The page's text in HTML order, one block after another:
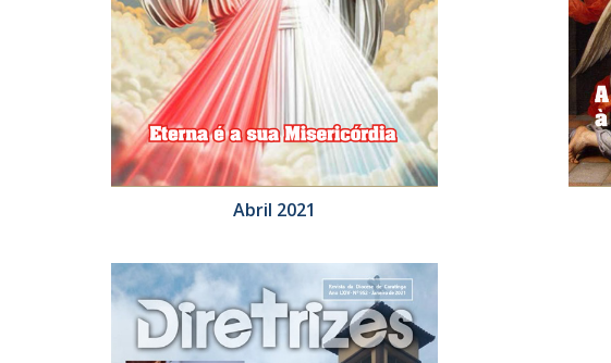
Abril 2021